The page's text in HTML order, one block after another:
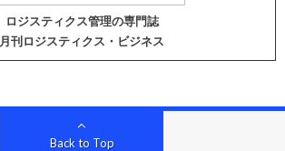
ロジスティクス管理の専門誌
月刊ロジスティクス・ビジネス
Back to Top